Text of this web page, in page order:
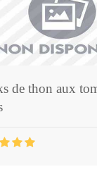
de thon aux